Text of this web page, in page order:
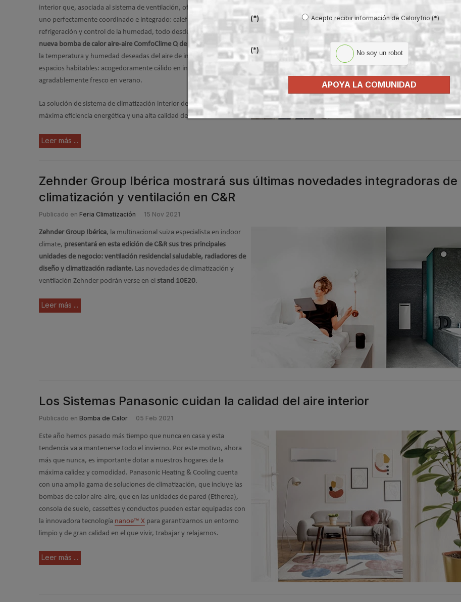
interior que, asociada al sistema de ventilación, ofrece un todo en
uno perfectamente coordinado e integrado: calefacción, ventilación,
refrigeración y control de la humedad, todo desde una sola fuente.
nueva bomba de calor aire-aire ComfoClime Q de Zehnder
mantiene
la temperatura y humedad deseadas del aire de impulsión para los
espacios habitables: acogedoramente cálido en invierno o
agradablemente fresco en verano.
La solución de sistema de climatización interior de Zehnder ofrece la
máxima eficiencia energética y una alta calidad de aire.
Leer más ...
Zehnder Group Ibérica mostrará sus últimas novedades integradoras de
climatización y ventilación en C&R
Publicado en Feria Climatización 15 Nov 2021
Zehnder Group Ibérica, la multinacional suiza especialista en indoor
climate, presentará en esta edición de C&R sus tres principales
unidades de negocio: ventilación residencial saludable, radiadores de
diseño y climatización radiante. Las novedades de climatización y
ventilación Zehnder podrán verse en el stand 10E20.
Leer más ...
Los Sistemas Panasonic cuidan la calidad del aire interior
Publicado en Bomba de Calor 05 Feb 2021
Este año hemos pasado más tiempo que nunca en casa y esta
tendencia va a mantenerse todo el invierno. Por este motivo, ahora
más que nunca, es importante dotar a nuestros hogares de la
máxima calidez y comodidad. Panasonic Heating & Cooling cuenta
con una amplia gama de soluciones de climatización, que incluye las
bombas de calor aire-aire, que en las unidades de pared (Etherea),
consola de suelo, cassettes y conductos pueden estar equipadas con
la innovadora tecnología nanoe™ X para garantizarnos un entorno
limpio y de gran calidad en el que vivir, trabajar y relajarnos.
Leer más ...
(*) Acepto recibir información de Caloryfrio (*)
(*) No soy un robot
APOYA LA COMUNIDAD